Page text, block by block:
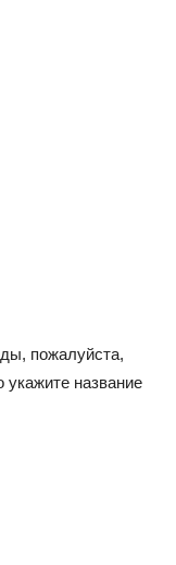
пожалуйста,
укажите название